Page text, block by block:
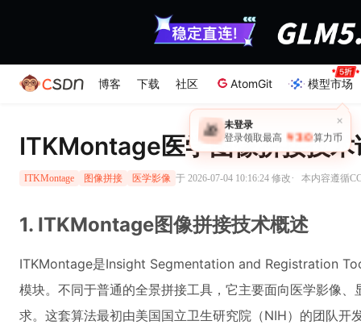
博客 下载 社区 AtomGit 模型市场
×
🎁 未登录
登录领取最高 ￥30 算力币
ITKMontage医学图像拼接技术
ITKMontage 图像拼接 医学影像 于 2026-07-04 10:16:24 修改· 本内容遵循
1. ITKMontage图像拼接技术概述
ITKMontage是Insight Segmentation and Registration
模块。不同于普通的全景拼接工具，它主要面向医学影像
求。这套算法最初由美国国立卫生研究院（NIH）的团队开